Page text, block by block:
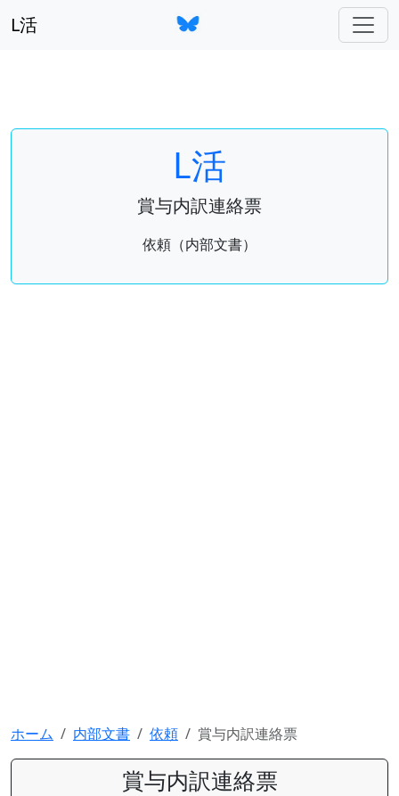
L活
L活
賞与内訳連絡票
依頼（内部文書）
ホーム 内部文書 依頼 賞与内訳連絡票
賞与内訳連絡票